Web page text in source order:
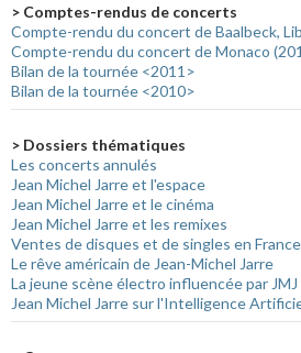
> Comptes-rendus de concerts
Compte-rendu du concert de Baalbeck,
Compte-rendu du concert de Monaco
Bilan de la tournée <2011>
Bilan de la tournée <2010>
> Dossiers thématiques
Les concerts annulés
Jean Michel Jarre et l'espace
Jean Michel Jarre et le cinéma
Jean Michel Jarre et les remixes
Ventes de disques et de singles en France
Le rêve américain de Jean-Michel Jarre
La jeune scène électro influencée par JMJ
Jean Michel Jarre sur l'Intelligence